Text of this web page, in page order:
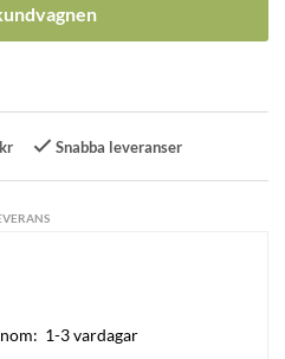
Snabba leveranser
1-3 vardagar